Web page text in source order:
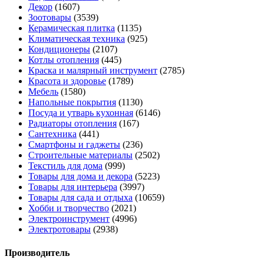
Декор (1607)
Зоотовары (3539)
Керамическая плитка (1135)
Климатическая техника (925)
Кондиционеры (2107)
Котлы отопления (445)
Краска и малярный инструмент (2785)
Красота и здоровье (1789)
Мебель (1580)
Напольные покрытия (1130)
Посуда и утварь кухонная (6146)
Радиаторы отопления (167)
Сантехника (441)
Смартфоны и гаджеты (236)
Строительные материалы (2502)
Текстиль для дома (999)
Товары для дома и декора (5223)
Товары для интерьера (3997)
Товары для сада и отдыха (10659)
Хобби и творчество (2021)
Электроинструмент (4996)
Электротовары (2938)
Производитель